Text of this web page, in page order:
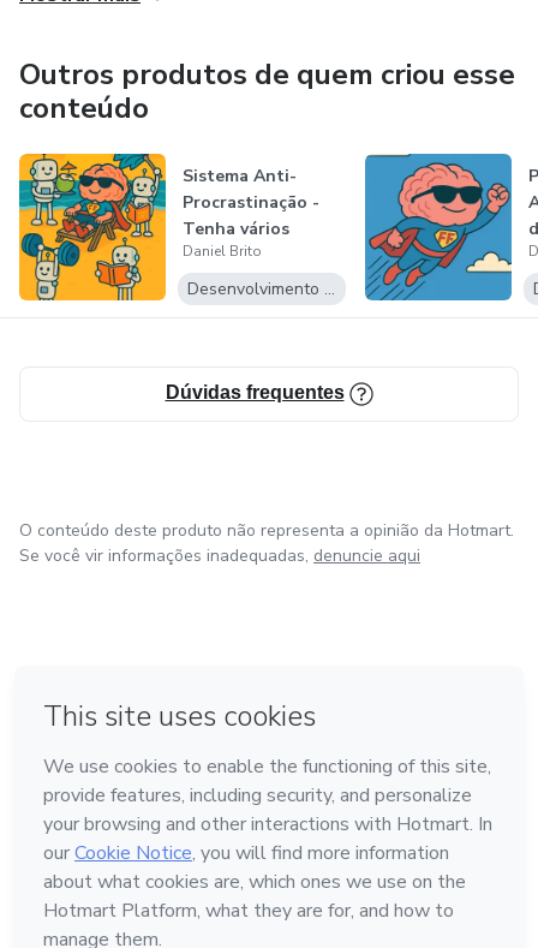
Outros produtos de quem criou esse
conteúdo
Sistema Anti-
Procrastinação -
Tenha vários
treinadores de di...
Daniel Brito
Desenvolvimento Pessoal
Dúvidas frequentes
O conteúdo deste produto não representa a opinião da Hotmart.
Se você vir informações inadequadas, denuncie aqui
Feito com ❤
em Belo Horizonte
na Cidade do México
Conheça a Hotmart